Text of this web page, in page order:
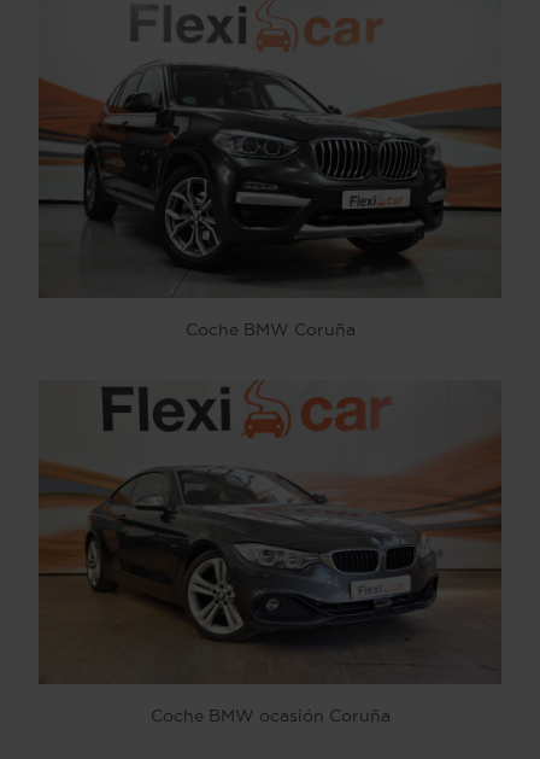
Coche BMW Coruña
Coche BMW ocasión Coruña